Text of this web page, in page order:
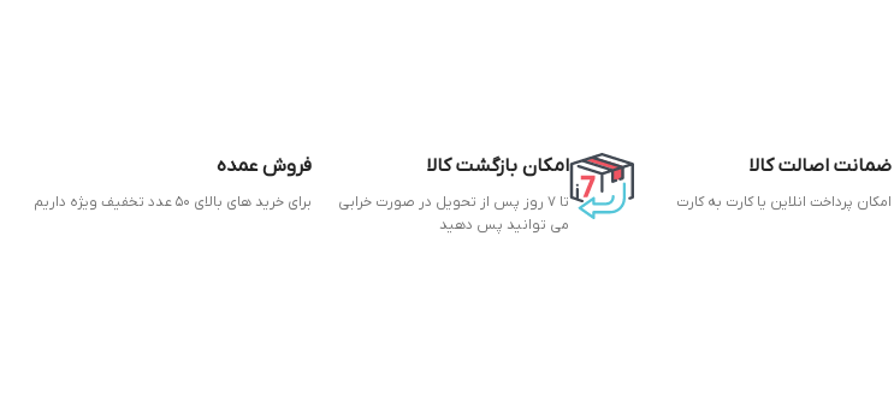
ضمانت اصالت کالا
امکان پرداخت انلاین یا کارت به کارت
امکان بازگشت کالا
تا 7 روز پس از تحویل در صورت خرابی
می توانید پس دهید
فروش عمده
برای خرید های بالای 50 عدد تخفیف ویژه داریم